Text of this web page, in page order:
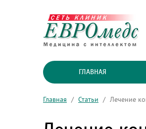
ГЛАВНАЯ
Главная / Статьи / Лечение